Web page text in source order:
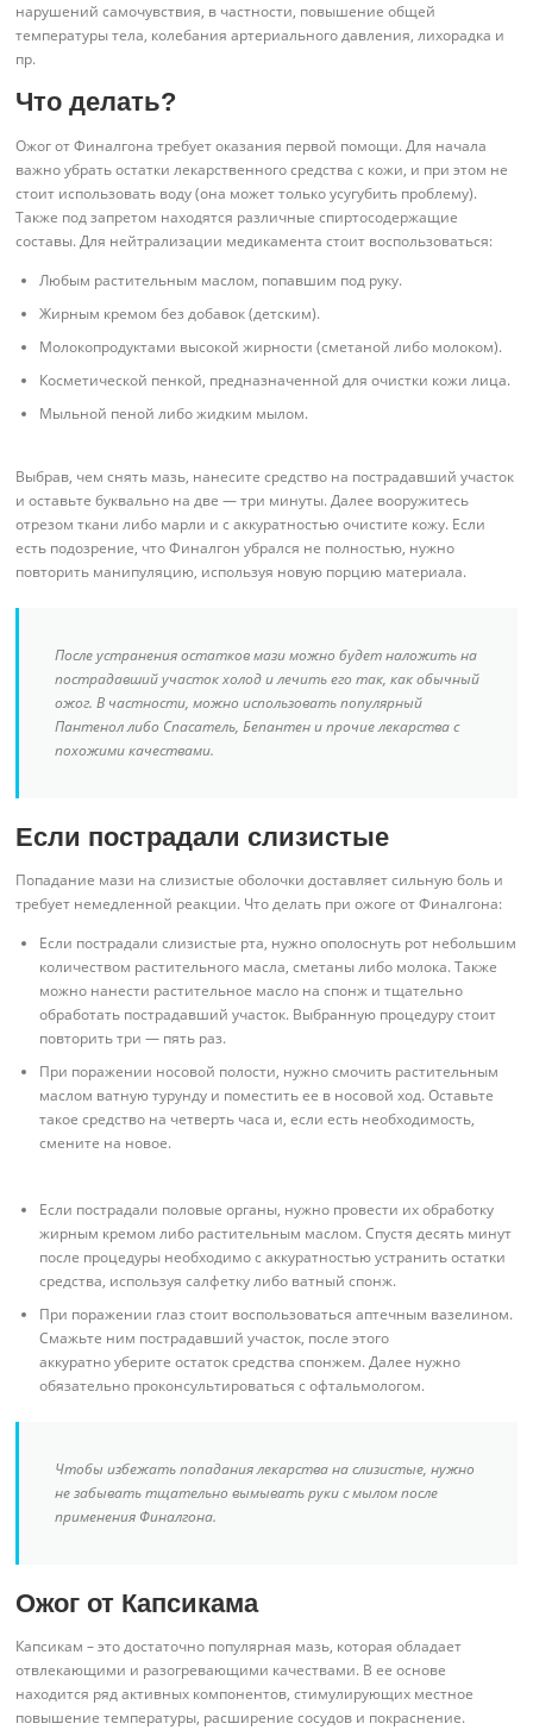
нарушений самочувствия, в частности, повышение общей
температуры тела, колебания артериального давления, лихорадка и
пр.
Что делать?
Ожог от Финалгона требует оказания первой помощи. Для начала
важно убрать остатки лекарственного средства с кожи, и при этом не
стоит использовать воду (она может только усугубить проблему).
Также под запретом находятся различные спиртосодержащие
составы. Для нейтрализации медикамента стоит воспользоваться:
Любым растительным маслом, попавшим под руку.
Жирным кремом без добавок (детским).
Молокопродуктами высокой жирности (сметаной либо молоком).
Косметической пенкой, предназначенной для очистки кожи лица.
Мыльной пеной либо жидким мылом.
Выбрав, чем снять мазь, нанесите средство на пострадавший участок
и оставьте буквально на две — три минуты. Далее вооружитесь
отрезом ткани либо марли и с аккуратностью очистите кожу. Если
есть подозрение, что Финалгон убрался не полностью, нужно
повторить манипуляцию, используя новую порцию материала.
После устранения остатков мази можно будет наложить на
пострадавший участок холод и лечить его так, как обычный
ожог. В частности, можно использовать популярный
Пантенол либо Спасатель, Бепантен и прочие лекарства с
похожими качествами.
Если пострадали слизистые
Попадание мази на слизистые оболочки доставляет сильную боль и
требует немедленной реакции. Что делать при ожоге от Финалгона:
Если пострадали слизистые рта, нужно ополоснуть рот небольшим
количеством растительного масла, сметаны либо молока. Также
можно нанести растительное масло на спонж и тщательно
обработать пострадавший участок. Выбранную процедуру стоит
повторить три — пять раз.
При поражении носовой полости, нужно смочить растительным
маслом ватную турунду и поместить ее в носовой ход. Оставьте
такое средство на четверть часа и, если есть необходимость,
смените на новое.
Если пострадали половые органы, нужно провести их обработку
жирным кремом либо растительным маслом. Спустя десять минут
после процедуры необходимо с аккуратностью устранить остатки
средства, используя салфетку либо ватный спонж.
При поражении глаз стоит воспользоваться аптечным вазелином.
Смажьте ним пострадавший участок, после этого
аккуратно уберите остаток средства спонжем. Далее нужно
обязательно проконсультироваться с офтальмологом.
Чтобы избежать попадания лекарства на слизистые, нужно
не забывать тщательно вымывать руки с мылом после
применения Финалгона.
Ожог от Капсикама
Капсикам – это достаточно популярная мазь, которая обладает
отвлекающими и разогревающими качествами. В ее основе
находится ряд активных компонентов, стимулирующих местное
повышение температуры, расширение сосудов и покраснение.